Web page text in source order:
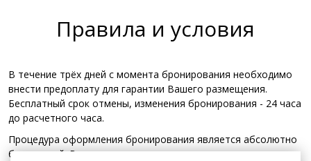
Правила и условия
В течение трёх дней с момента бронирования необходимо
внести предоплату для гарантии Вашего размещения.
Бесплатный срок отмены, изменения бронирования - 24 часа
до расчетного часа.
Процедура оформления бронирования является абсолютно
безопасной. Все личные сведения находятся в